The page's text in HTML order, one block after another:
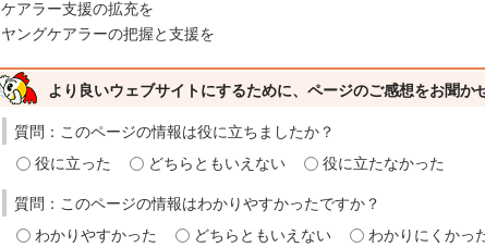
ケアラー支援の拡充を
ヤングケアラーの把握と支援を
より良いウェブサイトにするために、ページのご感想をお聞か
質問：このページの情報は役に立ちましたか？
役に立った
どちらともいえない 役に立たなかった
質問：このページの情報はわかりやすかったですか？
わかりやすかった
どちらともいえない わかりにくかっ